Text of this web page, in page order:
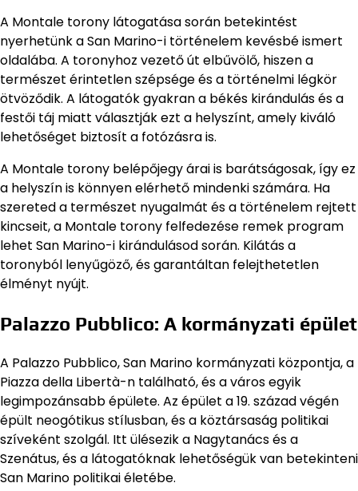
A Montale torony látogatása során betekintést
nyerhetünk a San Marino-i történelem kevésbé ismert
oldalába. A toronyhoz vezető út elbűvölő, hiszen a
természet érintetlen szépsége és a történelmi légkör
ötvöződik. A látogatók gyakran a békés kirándulás és a
festői táj miatt választják ezt a helyszínt, amely kiváló
lehetőséget biztosít a fotózásra is.
A Montale torony belépőjegy árai is barátságosak, így ez
a helyszín is könnyen elérhető mindenki számára. Ha
szereted a természet nyugalmát és a történelem rejtett
kincseit, a Montale torony felfedezése remek program
lehet San Marino-i kirándulásod során. Kilátás a
toronyból lenyűgöző, és garantáltan felejthetetlen
élményt nyújt.
Palazzo Pubblico: A kormányzati épület
A Palazzo Pubblico, San Marino kormányzati központja, a
Piazza della Libertà-n található, és a város egyik
legimpozánsabb épülete. Az épület a 19. század végén
épült neogótikus stílusban, és a köztársaság politikai
szíveként szolgál. Itt ülésezik a Nagytanács és a
Szenátus, és a látogatóknak lehetőségük van betekinteni
San Marino politikai életébe.